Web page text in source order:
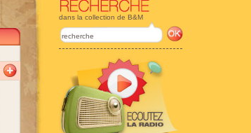
dans la collection de B&M